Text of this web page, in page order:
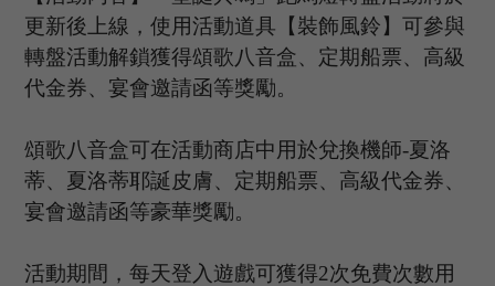
更新後上線，使用活動道具【裝飾風鈴】可參與
轉盤活動解鎖獲得頌歌八音盒、定期船票、高級
代金券、宴會邀請函等獎勵。
頌歌八音盒可在活動商店中用於兌換機師-夏洛
蒂、夏洛蒂耶誕皮膚、定期船票、高級代金券、
宴會邀請函等豪華獎勵。
活動期間，每天登入遊戲可獲得2次免費次數用